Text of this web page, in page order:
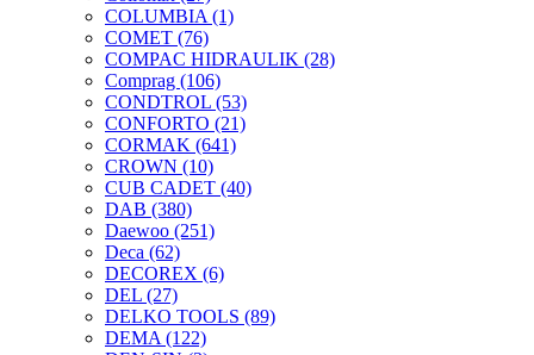
COLUMBIA (1)
COMET (76)
COMPAC HIDRAULIK (28)
Comprag (106)
CONDTROL (53)
CONFORTO (21)
CORMAK (641)
CROWN (10)
CUB CADET (40)
DAB (380)
Daewoo (251)
Deca (62)
DECOREX (6)
DEL (27)
DELKO TOOLS (89)
DEMA (122)